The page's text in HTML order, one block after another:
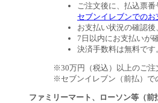
ご注文後に、払込票
セブンイレブンでのお
お支払い状況の確認
7日以内にお支払いが
決済手数料は無料です
※30万円（税込）以上のご注
※セブンイレブン（前払）で
ファミリーマート、ローソン等（前